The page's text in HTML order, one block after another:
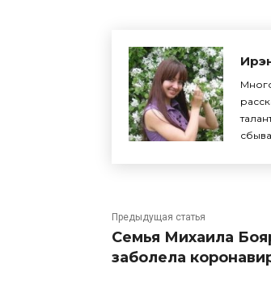
Предыдущая статья
Семья Михаила
заболела